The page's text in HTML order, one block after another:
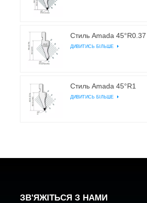
Стиль Amada 45°R0.37
ДИВИТИСЬ БІЛЬШЕ
Стиль Amada 45°R1
ДИВИТИСЬ БІЛЬШЕ
ЗВ'ЯЖІТЬСЯ З НАМИ